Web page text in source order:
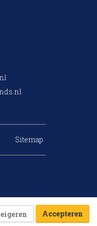
Sitemap
Accepteren